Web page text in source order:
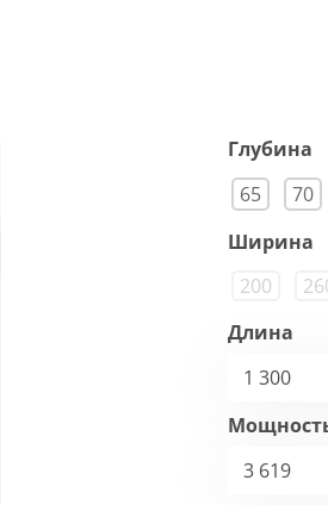
Глубина
65
70
Ширина
200
Длина
1 300
3 619